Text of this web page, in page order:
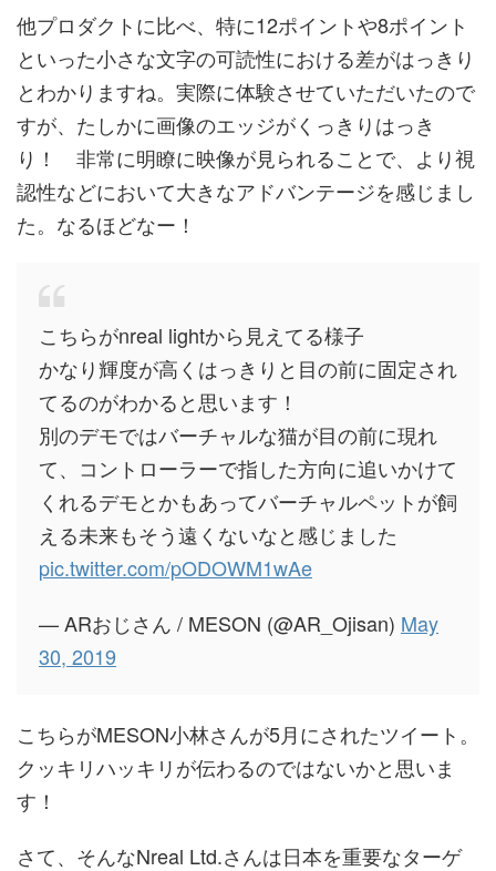
他プロダクトに比べ、特に12ポイントや8ポイント
といった小さな文字の可読性における差がはっきり
とわかりますね。実際に体験させていただいたので
すが、たしかに画像のエッジがくっきりはっき
り！ 非常に明瞭に映像が見られることで、より視
認性などにおいて大きなアドバンテージを感じまし
た。なるほどなー！
こちらがnreal lightから見えてる様子
かなり輝度が高くはっきりと目の前に固定され
てるのがわかると思います！
別のデモではバーチャルな猫が目の前に現れ
て、コントローラーで指した方向に追いかけて
くれるデモとかもあってバーチャルペットが飼
える未来もそう遠くないなと感じました
pic.twitter.com/pODOWM1wAe
— ARおじさん / MESON (@AR_Ojisan) May
30, 2019
こちらがMESON小林さんが5月にされたツイート。
クッキリハッキリが伝わるのではないかと思いま
す！
さて、そんなNreal Ltd.さんは日本を重要なターゲ